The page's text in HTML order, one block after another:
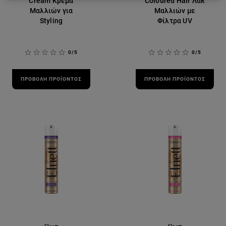
Μαλλιών για
Styling
0/5
ΠΡΟΒΟΛΉ ΠΡΟΪΌΝΤΟΣ
Μαλλιών με
Φίλτρα UV
0/5
ΠΡΟΒΟΛΉ ΠΡΟΪΌΝΤΟΣ